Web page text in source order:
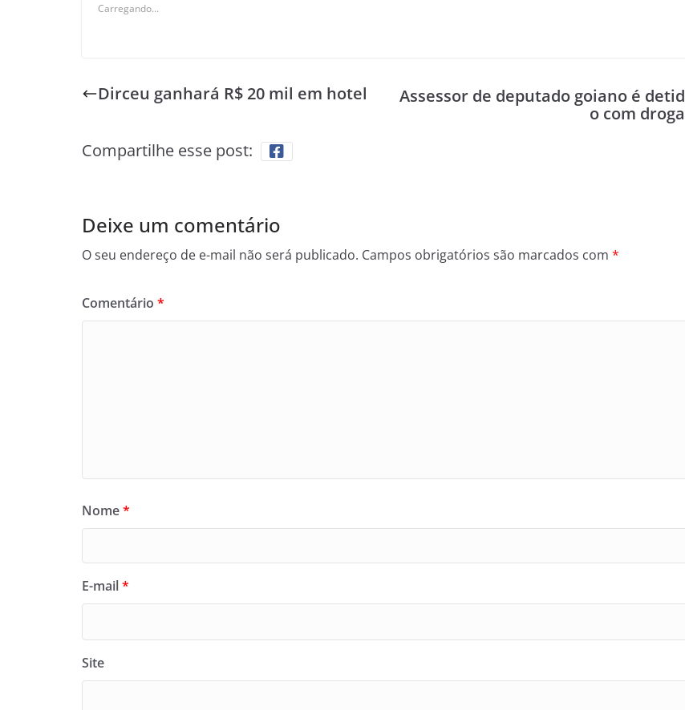
Carregando...
Dirceu ganhará R$ 20 mil em hotel
Assessor de deputado goiano é detid
o com droga
Compartilhe esse post:
Deixe um comentário
O seu endereço de e-mail não será publicado. Campos obrigatórios são marcados com *
Comentário *
Nome*
E-mail*
Site